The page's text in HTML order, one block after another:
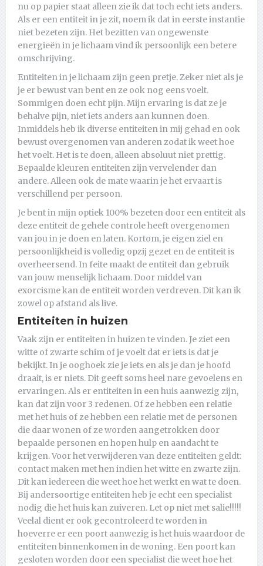
nu op papier staat alleen zie ik dat toch echt iets anders.
Als er een entiteit in je zit, noem ik dat in eerste instantie
niet bezeten zijn. Het bezitten van ongewenste
energieën in je lichaam vind ik persoonlijk een betere
omschrijving.
Entiteiten in je lichaam zijn geen pretje. Zeker niet als je
je er bewust van bent en ze ook nog eens voelt.
Sommigen doen echt pijn. Mijn ervaring is dat ze je
behalve pijn, niet iets anders aan kunnen doen.
Inmiddels heb ik diverse entiteiten in mij gehad en ook
bewust overgenomen van anderen zodat ik weet hoe
het voelt. Het is te doen, alleen absoluut niet prettig.
Bepaalde kleuren entiteiten zijn vervelender dan
andere. Alleen ook de mate waarin je het ervaart is
verschillend per persoon.
Je bent in mijn optiek 100% bezeten door een entiteit als
deze entiteit de gehele controle heeft overgenomen
van jou in je doen en laten. Kortom, je eigen ziel en
persoonlijkheid is volledig opzij gezet en de entiteit is
overheersend. In feite maakt de entiteit dan gebruik
van jouw menselijk lichaam. Door middel van
exorcisme kan de entiteit worden verdreven. Dit kan ik
zowel op afstand als live.
Entiteiten in huizen
Vaak zijn er entiteiten in huizen te vinden. Je ziet een
witte of zwarte schim of je voelt dat er iets is dat je
bekijkt. In je ooghoek zie je iets en als je dan je hoofd
draait, is er niets. Dit geeft soms heel nare gevoelens en
ervaringen. Als er entiteiten in een huis aanwezig zijn,
kan dat zijn voor 3 redenen. Of ze hebben een relatie
met het huis of ze hebben een relatie met de personen
die daar wonen of ze worden aangetrokken door
bepaalde personen en hopen hulp en aandacht te
krijgen. Voor het verwijderen van deze entiteiten geldt:
contact maken met hen indien het witte en zwarte zijn.
Dit kan iedereen die weet hoe het werkt en wat te doen.
Bij andersoortige entiteiten heb je echt een specialist
nodig die het huis kan zuiveren. Let op niet met salie!!!!!
Veelal dient er ook gecontroleerd te worden in
hoeverre er een poort aanwezig is het huis waardoor de
entiteiten binnenkomen in de woning. Een poort kan
gesloten worden door een specialist die weet hoe het